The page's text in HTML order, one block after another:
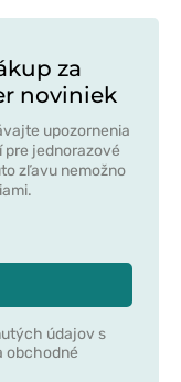
za
noviniek
upozornenia
pre jednorazové
zľavu nemožno
údajov s
obchodné